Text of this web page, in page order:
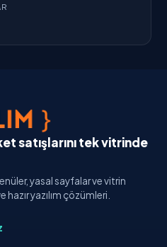
satışlarını tek vitrinde
yasal sayfalar ve vitrin
yazılım çözümleri.